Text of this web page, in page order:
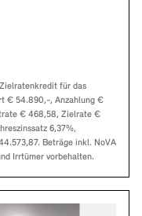
für das
€ 54.890,-, Anzahlung €
€ 468,58, Zielrate €
6,37%,
Beträge inkl. NoVA
Irrtümer vorbehalten.